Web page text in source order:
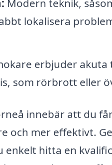
Modern teknik,
lokalisera
erbjuder
som rörbrott eller
innebär att du
och mer effektivt.
enkelt hitta en